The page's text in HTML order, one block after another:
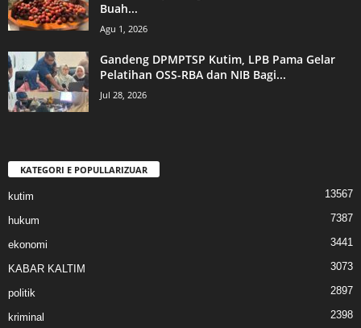
Buah...
Agu 1, 2026
Gandeng DPMPTSP Kutim, LPB Pama Gelar
Pelatihan OSS-RBA dan NIB Bagi...
Jul 28, 2026
KATEGORI E POPULLARIZUAR
kutim 13567
hukum 7387
ekonomi 3441
KABAR KALTIM 3073
politik 2897
kriminal 2398